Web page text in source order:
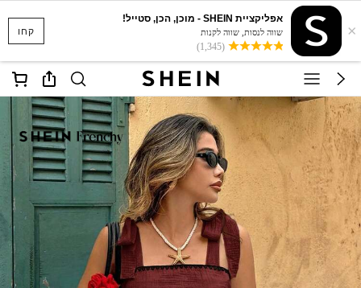
קחו ×
אפליקציית SHEIN - מוכן, הכן, סטייל!
שווה לנסות, שווה לקנות
(1,345)